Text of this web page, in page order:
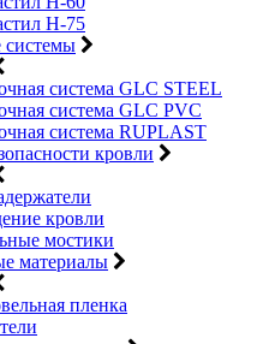
Н-75
системы
система GLC STEEL
система GLC PVC
система RUPLAST
кровли
кровли
мостики
материалы
пленка